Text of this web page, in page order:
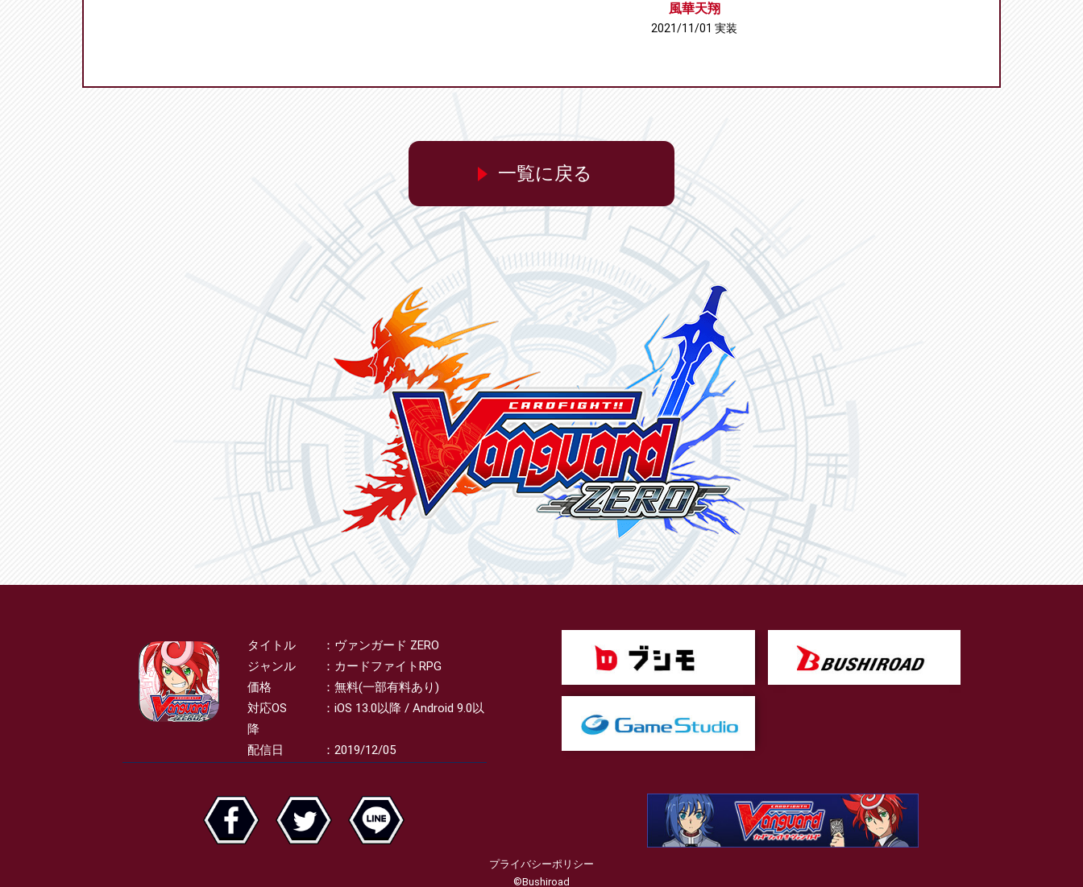
風華天翔
2021/11/01 実装
一覧に戻る
ヴァンガード ZERO
タイトル
ヴァンガード ZERO
ジャンル
カードファイトRPG
価格
無料(一部有料あり)
対応OS
iOS 13.0以降 / Android 9.0以
降
配信日
2019/12/05
プライバシーポリシー
©Bushiroad